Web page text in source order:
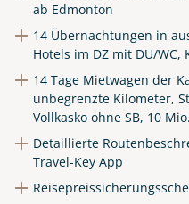
WhatsApp
Telegram
per E-Mail senden
Link kopieren
ab Edmonton
14 Übernachtungen in
Hotels im DZ mit DU/WC,
14 Tage Mietwagen der
unbegrenzte Kilometer,
Vollkasko ohne SB, 10
Detaillierte
Travel-Key App